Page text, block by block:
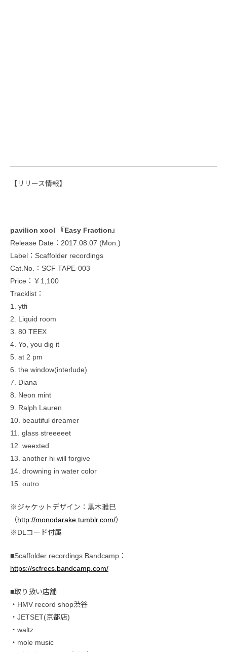
【リリース情報】
pavilion xool 『Easy Fraction』
Release Date：2017.08.07 (Mon.)
Label：Scaffolder recordings
Cat.No.：SCF TAPE-003
Price：￥1,100
Tracklist：
1. ytfi
2. Liquid room
3. 80 TEEX
4. Yo, you dig it
5. at 2 pm
6. the window(interlude)
7. Diana
8. Neon mint
9. Ralph Lauren
10. beautiful dreamer
11. glass streeeeet
12. weexted
13. another hi will forgive
14. drowning in water color
15. outro
※ジャケットデザイン：黒木雅巳
（http://monodarake.tumblr.com/）
※DLコード付属
■Scaffolder recordings Bandcamp：
https://scfrecs.bandcamp.com/
■取り扱い店舗
・HMV record shop渋谷
・JETSET(京都店)
・waltz
・mole music